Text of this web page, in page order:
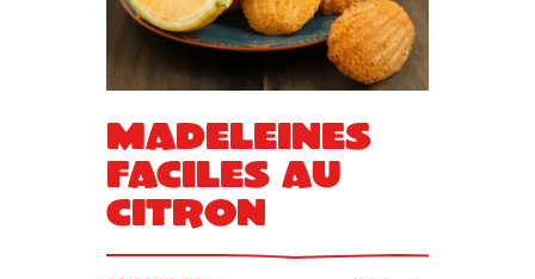
Madeleines
faciles au
citron